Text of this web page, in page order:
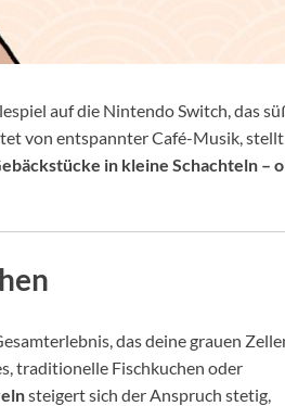
auf die Nintendo Switch, das
von entspannter Café-Musik, stellt
in kleine Schachteln –
das deine grauen
traditionelle Fischkuchen oder
steigert sich der Anspruch stetig,